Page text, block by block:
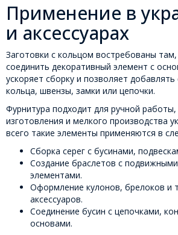
Применение в
и аксессуарах
Заготовки с кольцом востребованы
соединить декоративный элемент с
ускоряет сборку и позволяет
кольца, швензы, замки или цепочки.
Фурнитура подходит для ручной работы,
изготовления и мелкого производства
всего такие элементы применяются в
Сборка серег с бусинами,
Создание браслетов с
элементами.
Оформление кулонов, брелоков и
аксессуаров.
Соединение бусин с цепочками,
основами.